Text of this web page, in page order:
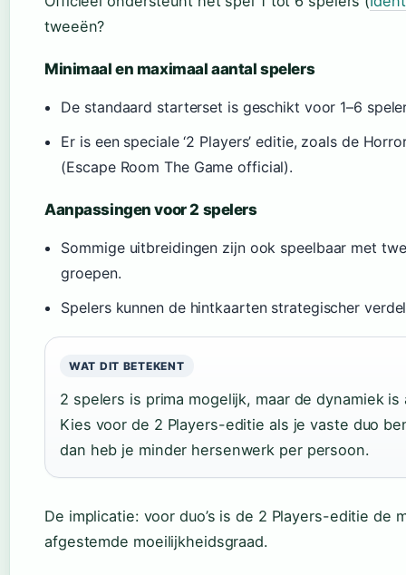
tweeën?
Minimaal en maximaal aantal spelers
De standaard starterset is geschikt voor 1–6
Er is een speciale ‘2 Players’ editie, zoals de
(Escape Room The Game official).
Aanpassingen voor 2 spelers
Sommige uitbreidingen zijn ook speelbaar met
groepen.
Spelers kunnen de hintkaarten strategischer
WAT DIT BETEKENT
2 spelers is prima mogelijk, maar de dynamiek
Kies voor de 2 Players-editie als je vaste duo
dan heb je minder hersenwerk per persoon.
De implicatie: voor duo’s is de 2 Players-editie de
afgestemde moeilijkheidsgraad.